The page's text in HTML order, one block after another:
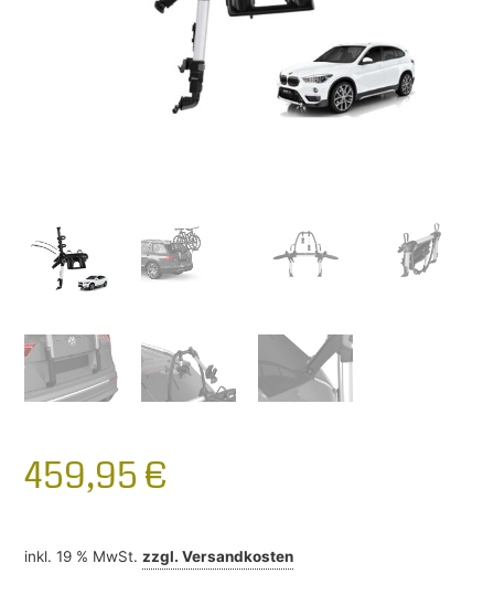
459,95 €
inkl. 19 % MwSt. zzgl.Versandkosten